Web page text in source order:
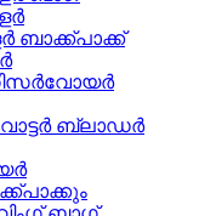
ബാക്ക്പാക്ക്
ബ്ലാഡർ